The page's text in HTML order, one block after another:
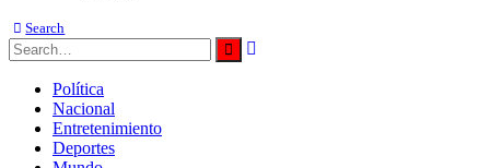
Search
Política
Nacional
Entretenimiento
Deportes